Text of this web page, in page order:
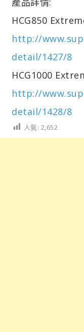
HCG850
http://
detail/1427/8
HCG1000
http://
detail/1428/8
人氣: 2,652